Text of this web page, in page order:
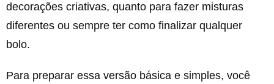
decorações criativas, quanto para fazer misturas
diferentes ou sempre ter como finalizar qualquer
bolo.
Para preparar essa versão básica e simples, você